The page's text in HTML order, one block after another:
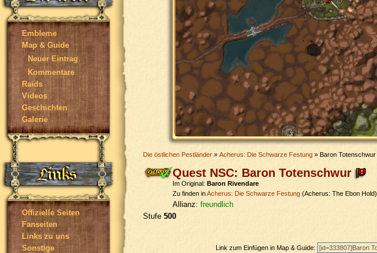
Embleme
Map & Guide
Neuer Eintrag
Kommentare
Raids
Videos
Geschichten
Galerie
Offizielle Seiten
Fanseiten
Links zu uns
Sonstige
Die östlichen Pestländer » Acherus: Die Schwarze Festung » Baron Totenschwur
Quest NSC: Baron Totenschwur
Im Original: Baron Rivendare
Zu finden inAcherus: Die Schwarze Festung (Acherus: The Ebon Hold)
Allianz: freundlich
Stufe 500
Link zum Einfügen in Map & Guide: